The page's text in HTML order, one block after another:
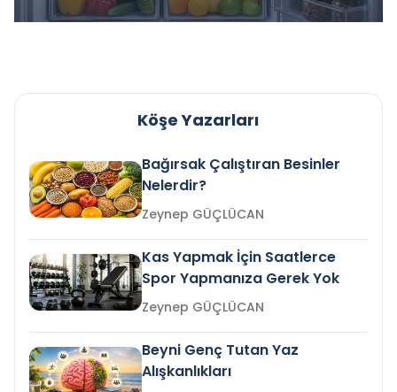
Köşe Yazarları
Bağırsak Çalıştıran Besinler
Nelerdir?
Zeynep GÜÇLÜCAN
Kas Yapmak İçin Saatlerce
Spor Yapmanıza Gerek Yok
Zeynep GÜÇLÜCAN
Beyni Genç Tutan Yaz
Alışkanlıkları